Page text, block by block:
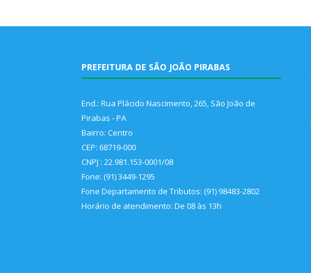
PREFEITURA DE SÃO JOÃO PIRABAS
End.: Rua Plácido Nascimento, 265, São João de
Pirabas - PA
Bairro: Centro
CEP: 68719-000
CNPJ : 22.981.153-0001/08
Fone: (91) 3449-1295
Fone Departamento de Tributos: (91) 98483-2802
Horário de atendimento: De 08 às 13h